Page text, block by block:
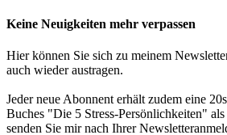
Keine Neuigkeiten mehr verpassen
Hier können Sie sich zu meinem
auch wieder austragen.
Jeder neue Abonnent erhält zudem eine
Buches "Die 5 Stress-Persönlichkeiten"
senden Sie mir nach Ihrer